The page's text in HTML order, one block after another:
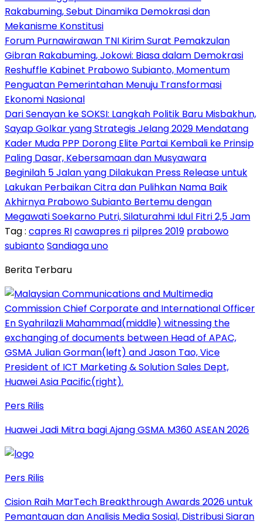
Rakabuming, Sebut Dinamika Demokrasi dan
Mekanisme Konstitusi
Forum Purnawirawan TNI Kirim Surat Pemakzulan
Gibran Rakabuming, Jokowi: Biasa dalam Demokrasi
Reshuffle Kabinet Prabowo Subianto, Momentum
Penguatan Pemerintahan Menuju Transformasi
Ekonomi Nasional
Dari Senayan ke SOKSI: Langkah Politik Baru Misbakhun,
Sayap Golkar yang Strategis Jelang 2029 Mendatang
Kader Muda PPP Dorong Elite Partai Kembali ke Prinsip
Paling Dasar, Kebersamaan dan Musyawara
Beginilah 5 Jalan yang Dilakukan Press Release untuk
Lakukan Perbaikan Citra dan Pulihkan Nama Baik
Akhirnya Prabowo Subianto Bertemu dengan
Megawati Soekarno Putri, Silaturahmi Idul Fitri 2,5 Jam
Tag : capres RIcawapres ri pilpres 2019 prabowo
subiantoSandiaga uno
Berita Terbaru
Pers Rilis
Huawei Jadi Mitra bagi Ajang GSMA M360 ASEAN 2026
Pers Rilis
Cision Raih MarTech Breakthrough Awards 2026 untuk
Pemantauan dan Analisis Media Sosial, Distribusi Siaran